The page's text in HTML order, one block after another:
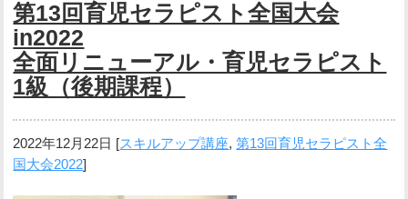
第13回育児セラピスト全国大会
in2022
全面リニューアル・育児セラピスト
1級（後期課程）
2022年12月22日 [スキルアップ講座,第13回育児セラピスト全
国大会2022]